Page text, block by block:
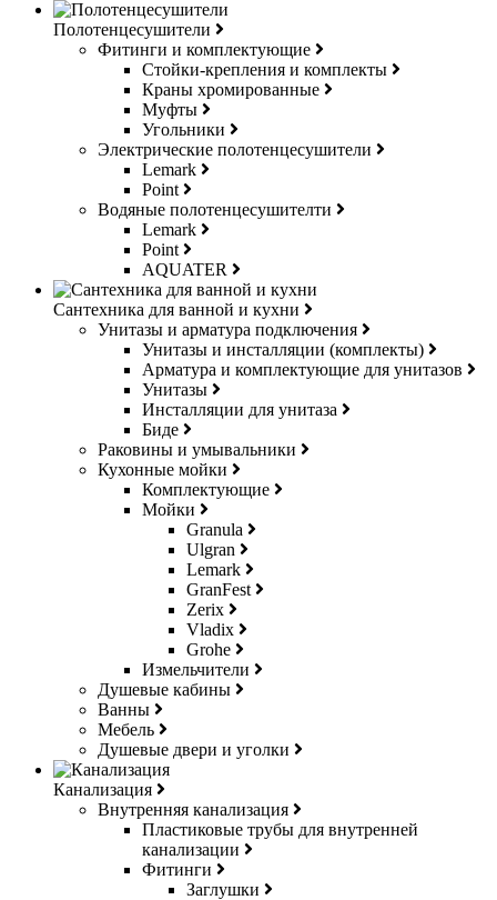
Полотенцесушители
Фитинги и комплектующие
Стойки-крепления и комплекты
Краны хромированные
Муфты
Угольники
Электрические полотенцесушители
Lemark
Point
Водяные полотенцесушителти
Lemark
Point
AQUATER
Сантехника для ванной и кухни
Унитазы и арматура подключения
Унитазы и инсталляции (комплекты)
Арматура и комплектующие для унитазов
Унитазы
Инсталляции для унитаза
Биде
Раковины и умывальники
Кухонные мойки
Комплектующие
Мойки
Granula
Ulgran
Lemark
GranFest
Zerix
Vladix
Grohe
Измельчители
Душевые кабины
Ванны
Мебель
Душевые двери и уголки
Канализация
Внутренняя канализация
Пластиковые трубы для внутренней
канализации
Фитинги
Заглушки